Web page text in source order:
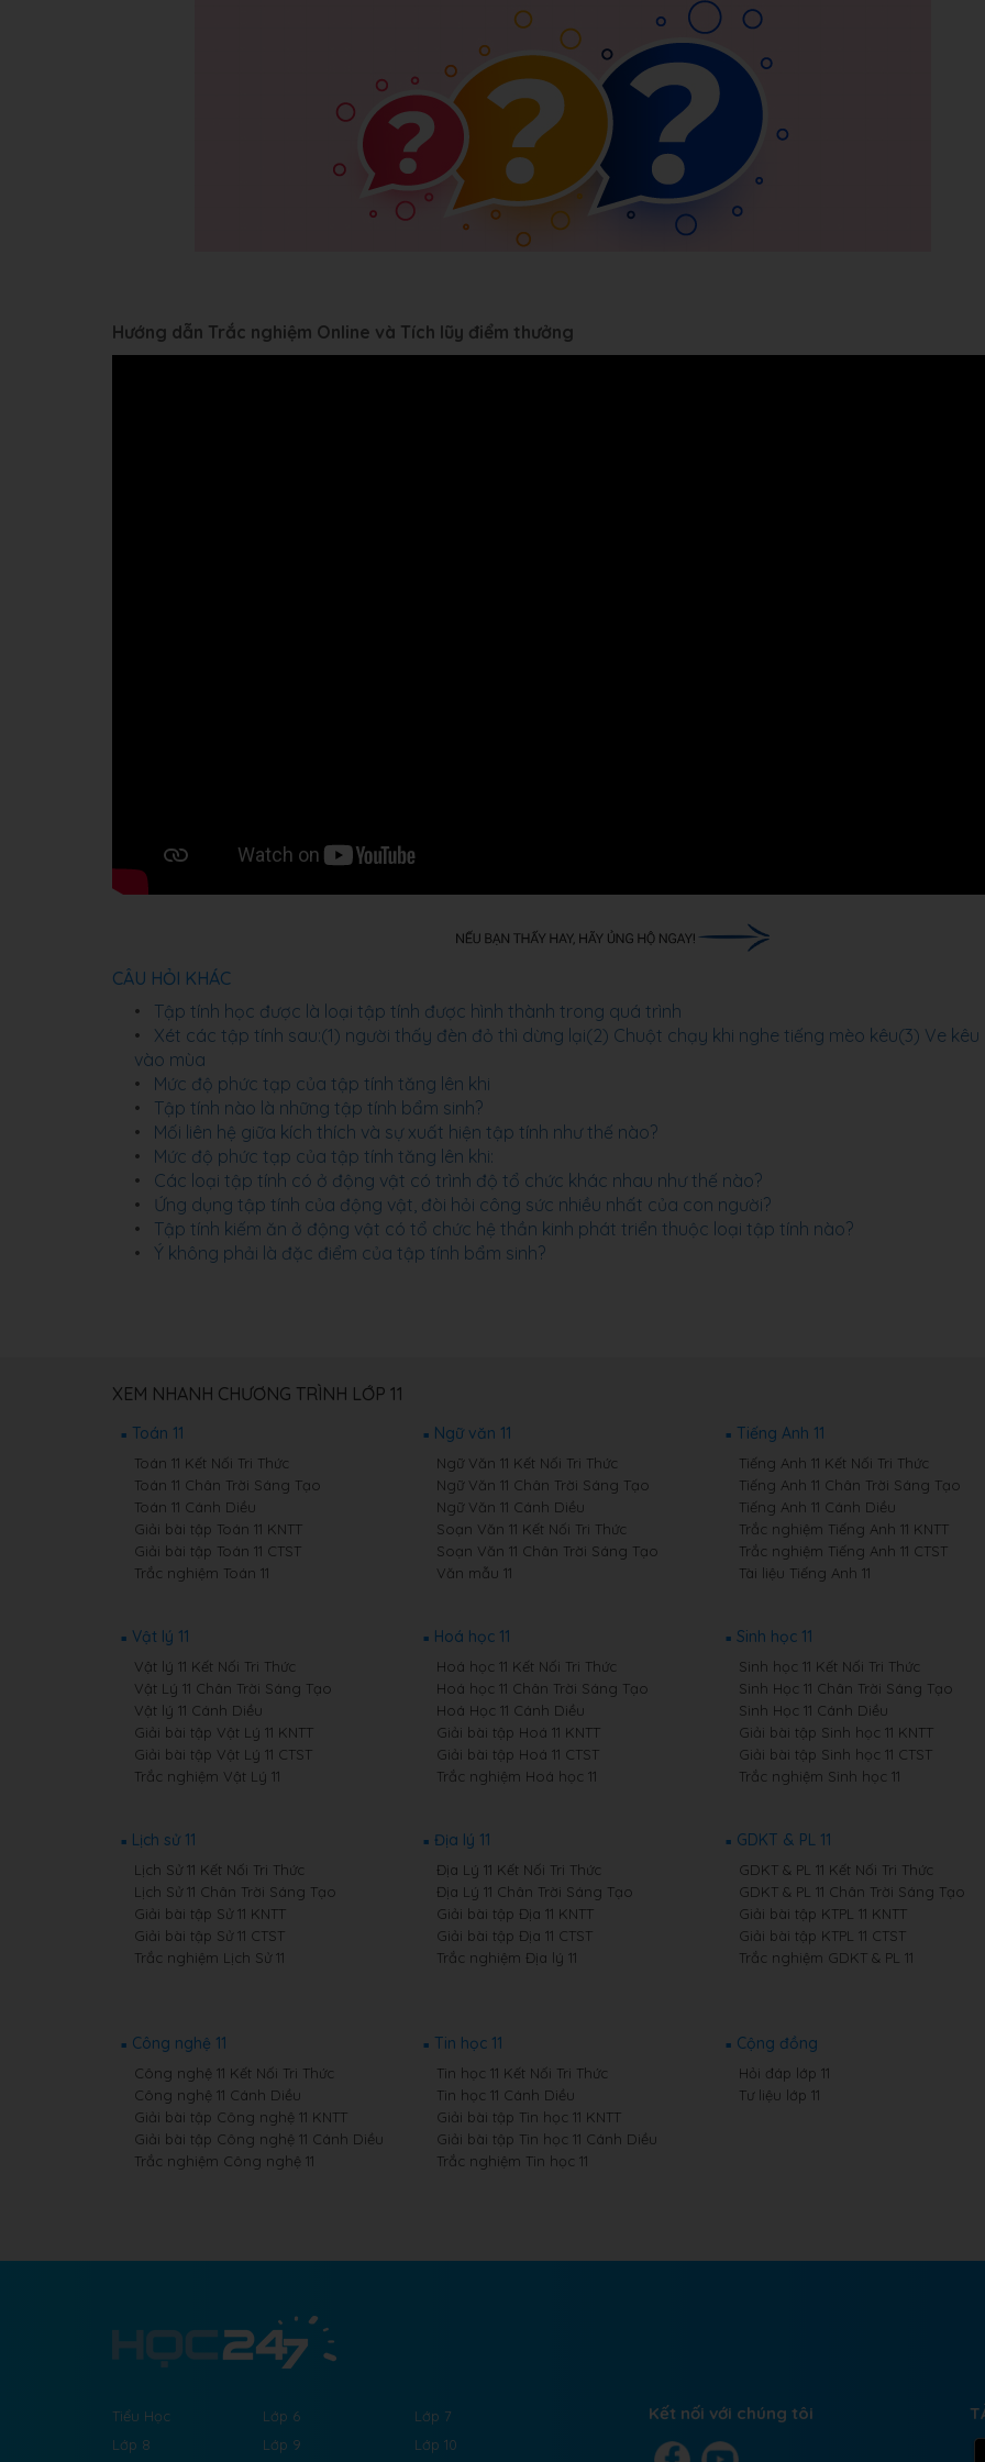
Hướng dẫn Trắc nghiệm Online và Tích lũy điểm thưởng
CÂU HỎI KHÁC
Tập tính học được là loại tập tính được hình thành trong quá trình
Xét các tập tính sau:(1) người thấy đèn đỏ thì dừng lại(2) Chuột chạy khi nghe tiếng mèo kêu(3) Ve kêu
vào mùa
Mức độ phức tạp của tập tính tăng lên khi
Tập tính nào là những tập tính bẩm sinh?
Mối liên hệ giữa kích thích và sự xuất hiện tập tính như thế nào?
Mức độ phức tạp của tập tính tăng lên khi:
Các loại tập tính có ở động vật có trình độ tổ chức khác nhau như thế nào?
Ứng dụng tập tính của động vật, đòi hỏi công sức nhiều nhất của con người?
Tập tính kiếm ăn ở động vật có tổ chức hệ thần kinh phát triển thuộc loại tập tính nào?
Ý không phải là đặc điểm của tập tính bẩm sinh?
XEM NHANH CHƯƠNG TRÌNH LỚP 11
Toán 11
Toán 11 Kết Nối Tri Thức
Toán 11 Chân Trời Sáng Tạo
Toán 11 Cánh Diều
Giải bài tập Toán 11 KNTT
Giải bài tập Toán 11 CTST
Trắc nghiệm Toán 11
Ngữ văn 11
Ngữ Văn 11 Kết Nối Tri Thức
Ngữ Văn 11 Chân Trời Sáng Tạo
Ngữ Văn 11 Cánh Diều
Soạn Văn 11 Kết Nối Tri Thức
Soạn Văn 11 Chân Trời Sáng Tạo
Văn mẫu 11
Tiếng Anh 11
Tiếng Anh 11 Kết Nối Tri Thức
Tiếng Anh 11 Chân Trời Sáng Tạo
Tiếng Anh 11 Cánh Diều
Trắc nghiệm Tiếng Anh 11 KNTT
Trắc nghiệm Tiếng Anh 11 CTST
Tài liệu Tiếng Anh 11
Vật lý 11
Vật lý 11 Kết Nối Tri Thức
Vật Lý 11 Chân Trời Sáng Tạo
Vật lý 11 Cánh Diều
Giải bài tập Vật Lý 11 KNTT
Giải bài tập Vật Lý 11 CTST
Trắc nghiệm Vật Lý 11
Hoá học 11
Hoá học 11 Kết Nối Tri Thức
Hoá học 11 Chân Trời Sáng Tạo
Hoá Học 11 Cánh Diều
Giải bài tập Hoá 11 KNTT
Giải bài tập Hoá 11 CTST
Trắc nghiệm Hoá học 11
Sinh học 11
Sinh học 11 Kết Nối Tri Thức
Sinh Học 11 Chân Trời Sáng Tạo
Sinh Học 11 Cánh Diều
Giải bài tập Sinh học 11 KNTT
Giải bài tập Sinh học 11 CTST
Trắc nghiệm Sinh học 11
Lịch sử 11
Lịch Sử 11 Kết Nối Tri Thức
Lịch Sử 11 Chân Trời Sáng Tạo
Giải bài tập Sử 11 KNTT
Giải bài tập Sử 11 CTST
Trắc nghiệm Lịch Sử 11
Địa lý 11
Địa Lý 11 Kết Nối Tri Thức
Địa Lý 11 Chân Trời Sáng Tạo
Giải bài tập Địa 11 KNTT
Giải bài tập Địa 11 CTST
Trắc nghiệm Địa lý 11
GDKT & PL 11
GDKT & PL 11 Kết Nối Tri Thức
GDKT & PL 11 Chân Trời Sáng Tạo
Giải bài tập KTPL 11 KNTT
Giải bài tập KTPL 11 CTST
Trắc nghiệm GDKT & PL 11
Công nghệ 11
Công nghệ 11 Kết Nối Tri Thức
Công nghệ 11 Cánh Diều
Giải bài tập Công nghệ 11 KNTT
Giải bài tập Công nghệ 11 Cánh Diều
Trắc nghiệm Công nghệ 11
Tin học 11
Tin học 11 Kết Nối Tri Thức
Tin học 11 Cánh Diều
Giải bài tập Tin học 11 KNTT
Giải bài tập Tin học 11 Cánh Diều
Trắc nghiệm Tin học 11
Cộng đồng
Hỏi đáp lớp 11
Tư liệu lớp 11
Tiểu Học Lớp 6
Lớp 7
Lớp 8
Lớp 9 Lớp 10
Kết nối với chúng tôi